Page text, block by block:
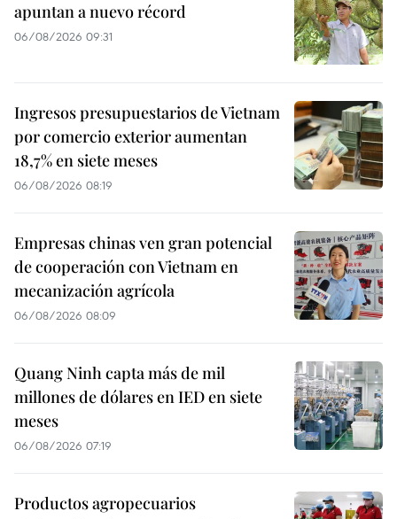
apuntan a nuevo récord
06/08/2026 09:31
Ingresos presupuestarios de Vietnam
por comercio exterior aumentan
18,7% en siete meses
06/08/2026 08:19
Empresas chinas ven gran potencial
de cooperación con Vietnam en
mecanización agrícola
06/08/2026 08:09
Quang Ninh capta más de mil
millones de dólares en IED en siete
meses
06/08/2026 07:19
Productos agropecuarios